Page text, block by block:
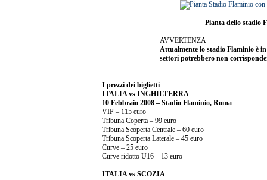
Pianta dello stadio
AVVERTENZA
Attualmente lo stadio Flaminio è
settori potrebbero non
I prezzi dei biglietti
ITALIA vs INGHILTERRA
10 Febbraio 2008 – Stadio Flaminio, Roma
VIP – 115 euro
Tribuna Coperta – 99 euro
Tribuna Scoperta Centrale – 60 euro
Tribuna Scoperta Laterale – 45 euro
Curve – 25 euro
Curve ridotto U16 – 13 euro
ITALIA vs SCOZIA